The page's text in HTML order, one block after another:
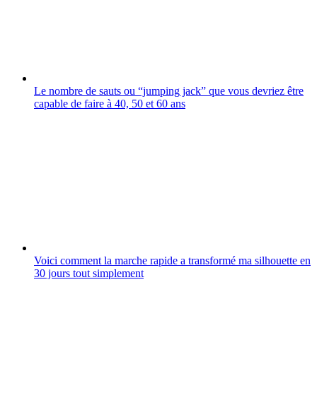
Le nombre de sauts ou “jumping jack” que vous devriez être
capable de faire à 40, 50 et 60 ans
Voici comment la marche rapide a transformé ma silhouette en
30 jours tout simplement